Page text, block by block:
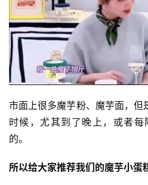
市面上很多魔芋粉、魔芋面，但
时候，尤其到了晚上，或者
的。
所以给大家推荐我们的魔芋小蛋